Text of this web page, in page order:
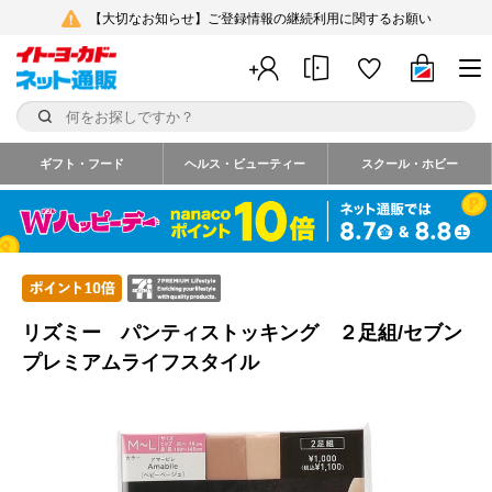
【大切なお知らせ】ご登録情報の継続利用に関するお願い
ギフト・フード ヘルス・ビューティー スクール・ホビー
リズミー パンティストッキング ２足組/セブン
プレミアムライフスタイル